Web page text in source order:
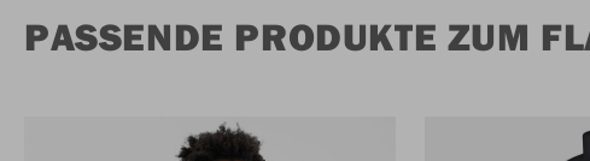
PASSENDE PRODUKTE ZUM